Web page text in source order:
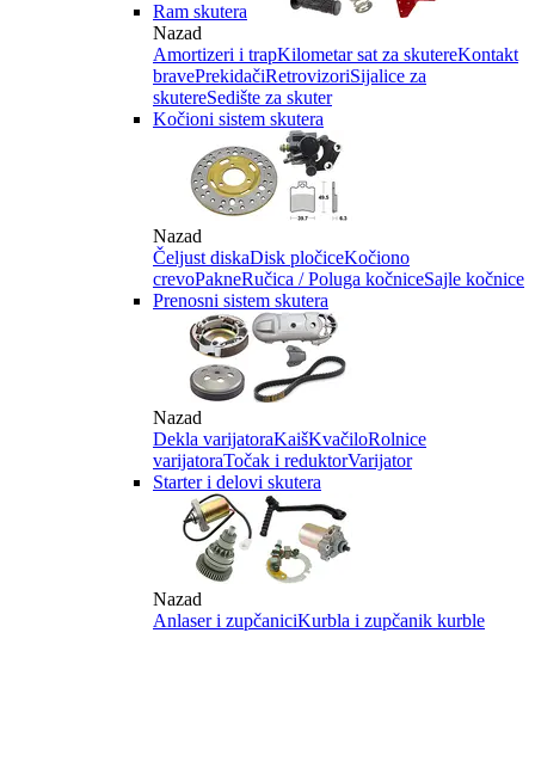
Ram skutera
Nazad
Amortizeri i trapKilometar sat za skutereKontakt
bravePrekidačiRetrovizoriSijalice za
skutereSedište za skuter
Kočioni sistem skutera
Nazad
Čeljust diskaDisk pločiceKočiono
crevoPakneRučica / Poluga kočniceSajle kočnice
Prenosni sistem skutera
Nazad
Dekla varijatoraKaišKvačiloRolnice
varijatoraTočak i reduktorVarijator
Starter i delovi skutera
Nazad
Anlaser i zupčaniciKurbla i zupčanik kurble